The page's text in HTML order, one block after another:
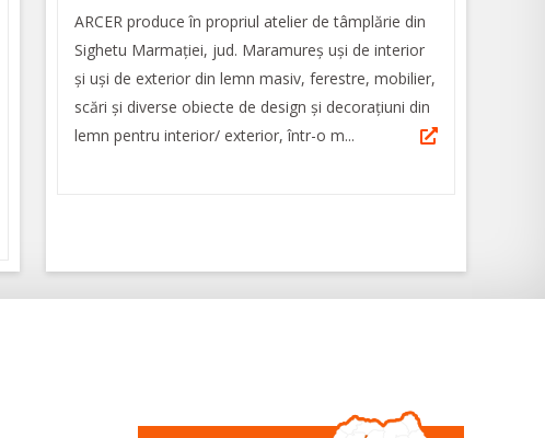
ARCER produce în propriul atelier de tâmplărie din
Sighetu Marmației, jud. Maramureș uși de interior
și uși de exterior din lemn masiv, ferestre, mobilier,
scări și diverse obiecte de design și decorațiuni din
lemn pentru interior/ exterior, într-o m...